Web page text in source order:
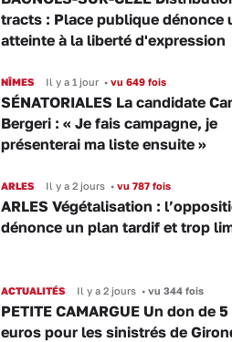
tracts : Place publique dénonce
atteinte à la liberté d'expression
NÎMES Il y a 1 jour •vu 649 fois
SÉNATORIALES La candidate
Bergeri : « Je fais campagne, je
présenterai ma liste ensuite »
ARLES Il y a 2 jours •vu 787 fois
ARLES Végétalisation :
dénonce un plan tardif et trop
ACTUALITÉS Il y a 2 jours •vu 344 fois
PETITE CAMARGUE Un don de
euros pour les sinistrés de